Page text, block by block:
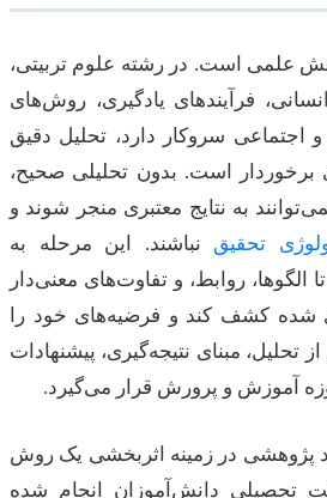
علمی است. در رشته علوم تربیتی،
فرآیندهای یادگیری، روش‌های
سروکار دارد، تحلیل دقیق
برخوردار است. بدون تحلیلی صحیح،
به نتایج معتبری منجر شوند و
تحقیق نباشند. این مرحله به
روابط، و تفاوت‌های معنی‌دار
شده کشف کند و فرضیه‌های خود را
تحلیل، مبنای نتیجه‌گیری، پیشنهادات
آموزش و پرورش قرار می‌گیرد.
پژوهشی در زمینه اثربخشی یک روش
تحصیلی دانش‌آموزان انجام شده